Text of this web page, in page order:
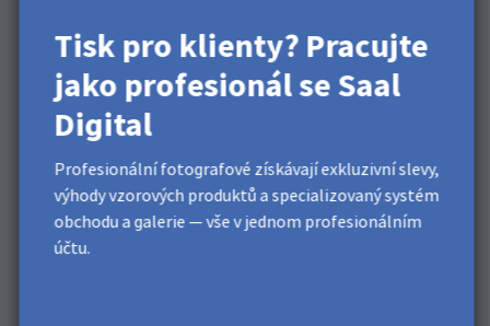
potřebné úpravy.
9. Pokud jste se vším spokojeni, můžete projekt přidat
do nákupního košíku a objednat jej.
Tisk pro klienty? Pracujte
jako profesionál se Saal
Digital
Profesionální fotografové získávají exkluzivní slevy,
výhody vzorových produktů a specializovaný systém
obchodu a galerie — vše v jednom profesionálním
účtu.